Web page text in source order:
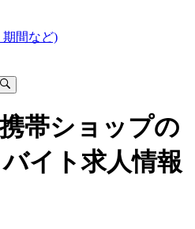
間など)
帯ショップの
イト求人情報